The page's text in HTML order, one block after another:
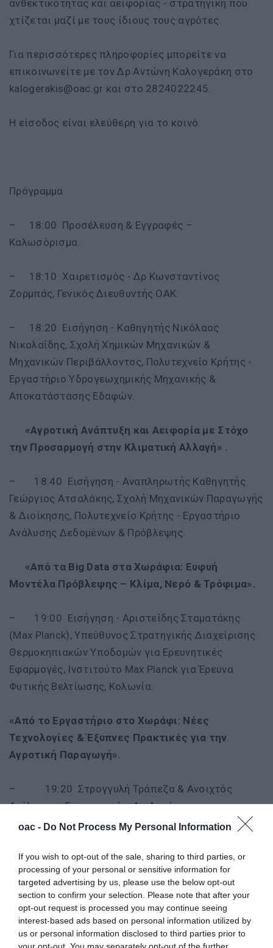
oac - Do Not Process My Personal Information
If you wish to opt-out of the sale, sharing to third parties, or
processing of your personal or sensitive information for
targeted advertising by us, please use the below opt-out
section to confirm your selection. Please note that after your
opt-out request is processed you may continue seeing
interest-based ads based on personal information utilized by
us or personal information disclosed to third parties prior to
your opt-out. You may separately opt-out of the further
ανθεκτικότητας και αειφορίας - στρατηγική που
χτίζεται μαζί με τους ίδιους τους αγρότες.
Για περισσότερες πληροφορίες μπορείτε να
επικοινωνείτε με τον Δρ Αντώνη Καλογεράκη στο
kalogerakis@oac.gr και στο 2824022245.
Η είσοδος είναι ελεύθερη για το κοινό.
Πρόγραμμα
– 18:00 Προσέλευση & Εγγραφές –
Καλωσόρισμα.
– 18:10 Χαιρετισμός - Δρ Κωνσταντίνος
Ζορμπάς, Γενικός Διευθυντής ΟΑΚ.
– 18:20 Εισήγηση - Καθηγητής Νικόλαος
Νικολαΐδης, Σχολή Χημικών Μηχανικών &
Μηχανικών Περιβάλλοντος, Πολυτεχνείο Κρήτης -
Εργαστήριο Υδρογεωχημικής Μηχανικής &
Αποκατάστασης Εδαφών.
«Αγροτική Ανάπτυξη και Αειφορία με Στόχο
την Προσαρμογή στην Κλιματική Αλλαγή» .
– 18:40 Εισήγηση - Αναπληρωτής Καθηγητής
Γεώργιος Ατσαλάκης, Σχολή Μηχανικών Παραγωγής
& Διοίκησης, Πολυτεχνείο Κρήτης - Εργαστήριο
Ανάλυσης Δεδομένων & Πρόβλεψης.
«Από τα Big Data στα Χωράφια: Ευφυή
Μοντέλα Πρόβλεψης – Κλίμα, Νερό & Τρόφιμα».
– 19:00 Εισήγηση - Αριστείδης Σταματάκης
(Max Planck), Υπεύθυνος Στρατηγικής Διαχείρισης
Θερμοκηπιακών Υποδομών για Ερευνητικές
Εφαρμογές, Ινστιτούτο Max Planck για Έρευνα
Φυτικής Βελτίωσης, Κολωνία.
«Από το Εργαστήριο στο Χωράφι: Νέες
Τεχνολογίες & Έξυπνες Πρακτικές για την
Αγροτική Παραγωγή».
– 19:20 Στρογγυλή Τράπεζα & Ανοιχτός
Διάλογος - Συντονισμός: Δρ Αντώνιος
Καλογεράκης, Υπεύθυνος Ινστιτούτου Θεολογίας &
Κρήτης.
«Σχεδιάζοντας την Ανθεκτική Κρήτη του
Μέλλοντος».
– 20:00 Συμπεράσματα